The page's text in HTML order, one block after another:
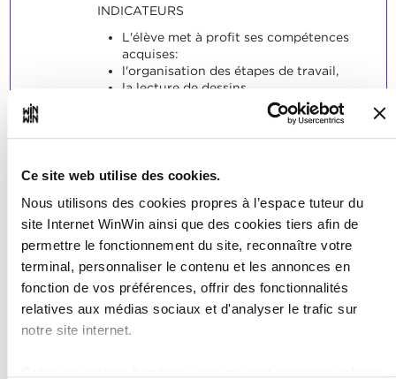
Ce site web utilise des cookies.
Nous utilisons des cookies propres à l’espace tuteur du
site Internet WinWin ainsi que des cookies tiers afin de
permettre le fonctionnement du site, reconnaître votre
terminal, personnaliser le contenu et les annonces en
fonction de vos préférences, offrir des fonctionnalités
relatives aux médias sociaux et d'analyser le trafic sur
notre site internet.
INDICATEURS
L'élève met à profit ses compétences
acquises:
l'organisation des étapes de travail,
la lecture de dessins,
la détermination de coordonnées et de
dimensions de coupe manquantes,
la sélection du matériau.
SOCLES
L'élève a fabriqué la pièce de travail
respectant les règles de sécurité en
vigueur.